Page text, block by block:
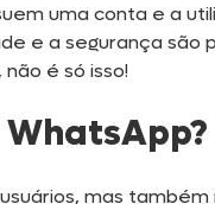
uma conta e a
e a segurança são
é só isso!
mas